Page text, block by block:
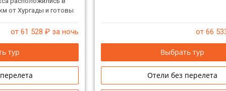
от Хургады и готовы
кто ищет уединения
Архитектура курорта
арками,
роскошный дайвинг
оснащенном
Высококлассный
от 61 528 ₽ за ночь
тур
от 66
Выбрать тур
Отели без перелета